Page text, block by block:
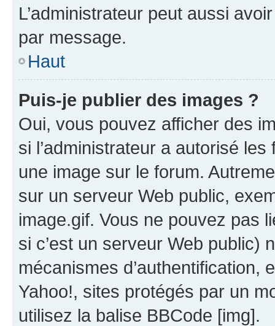
L’administrateur peut aussi
par message.
Haut
Puis-je publier des images ?
Oui, vous pouvez afficher des
si l’administrateur a autorisé
une image sur le forum.
sur un serveur Web public,
image.gif. Vous ne pouvez pas
si c’est un serveur Web public)
mécanismes d’authentification,
Yahoo!, sites protégés par un
utilisez la balise BBCode [img].